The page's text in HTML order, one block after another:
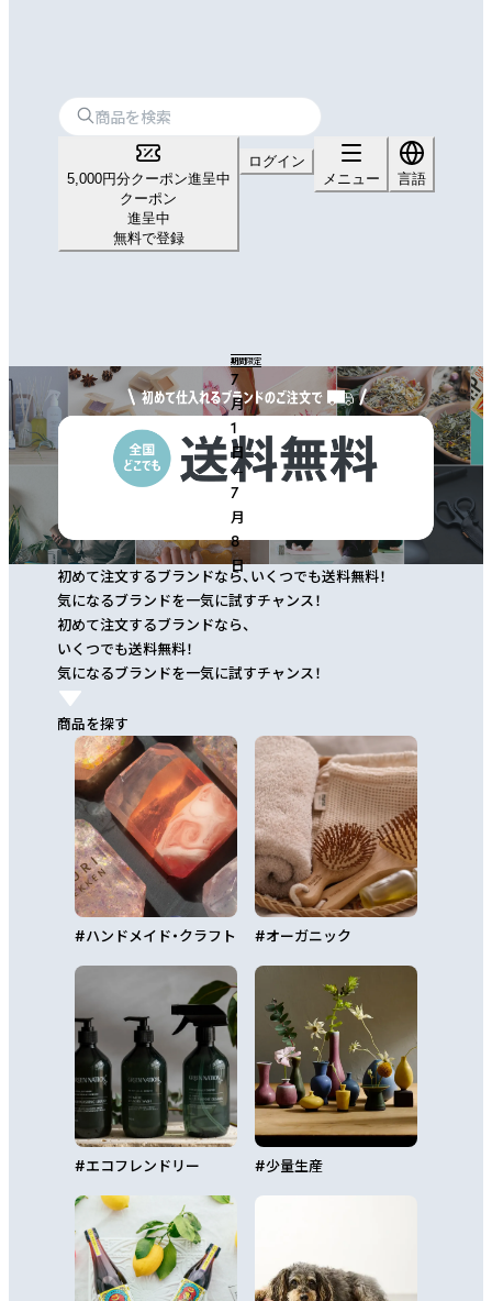
5,000円分クーポン進呈中
クーポン
進呈中
無料で登録
ログイン
メニュー
言語
期間限定
7
月
1
日
ー
7
月
8
日
初めて注文するブランドなら、いくつでも送料無料！
気になるブランドを一気に試すチャンス！
初めて注文するブランドなら、
いくつでも送料無料！
気になるブランドを一気に試すチャンス！
商品を探す
#ハンドメイド・クラフト #オーガニック
#エコフレンドリー #少量生産